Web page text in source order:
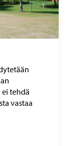
tehdä
vastaa